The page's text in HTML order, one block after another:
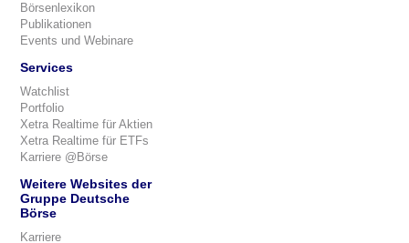
Börsenlexikon
Publikationen
Events und Webinare
Services
Watchlist
Portfolio
Xetra Realtime für Aktien
Xetra Realtime für ETFs
Karriere @Börse
Weitere Websites der
Gruppe Deutsche
Börse
Karriere